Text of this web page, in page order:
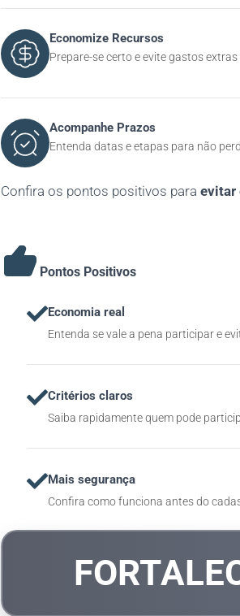
Economize Recursos
Prepare-se certo e evite gastos
Acompanhe Prazos
Entenda datas e etapas para não
Confira os pontos positivos para evitar
Pontos Positivos
Economia real
Entenda se vale a pena participar e
Critérios claros
Saiba rapidamente quem pode
Mais segurança
Confira como funciona antes do